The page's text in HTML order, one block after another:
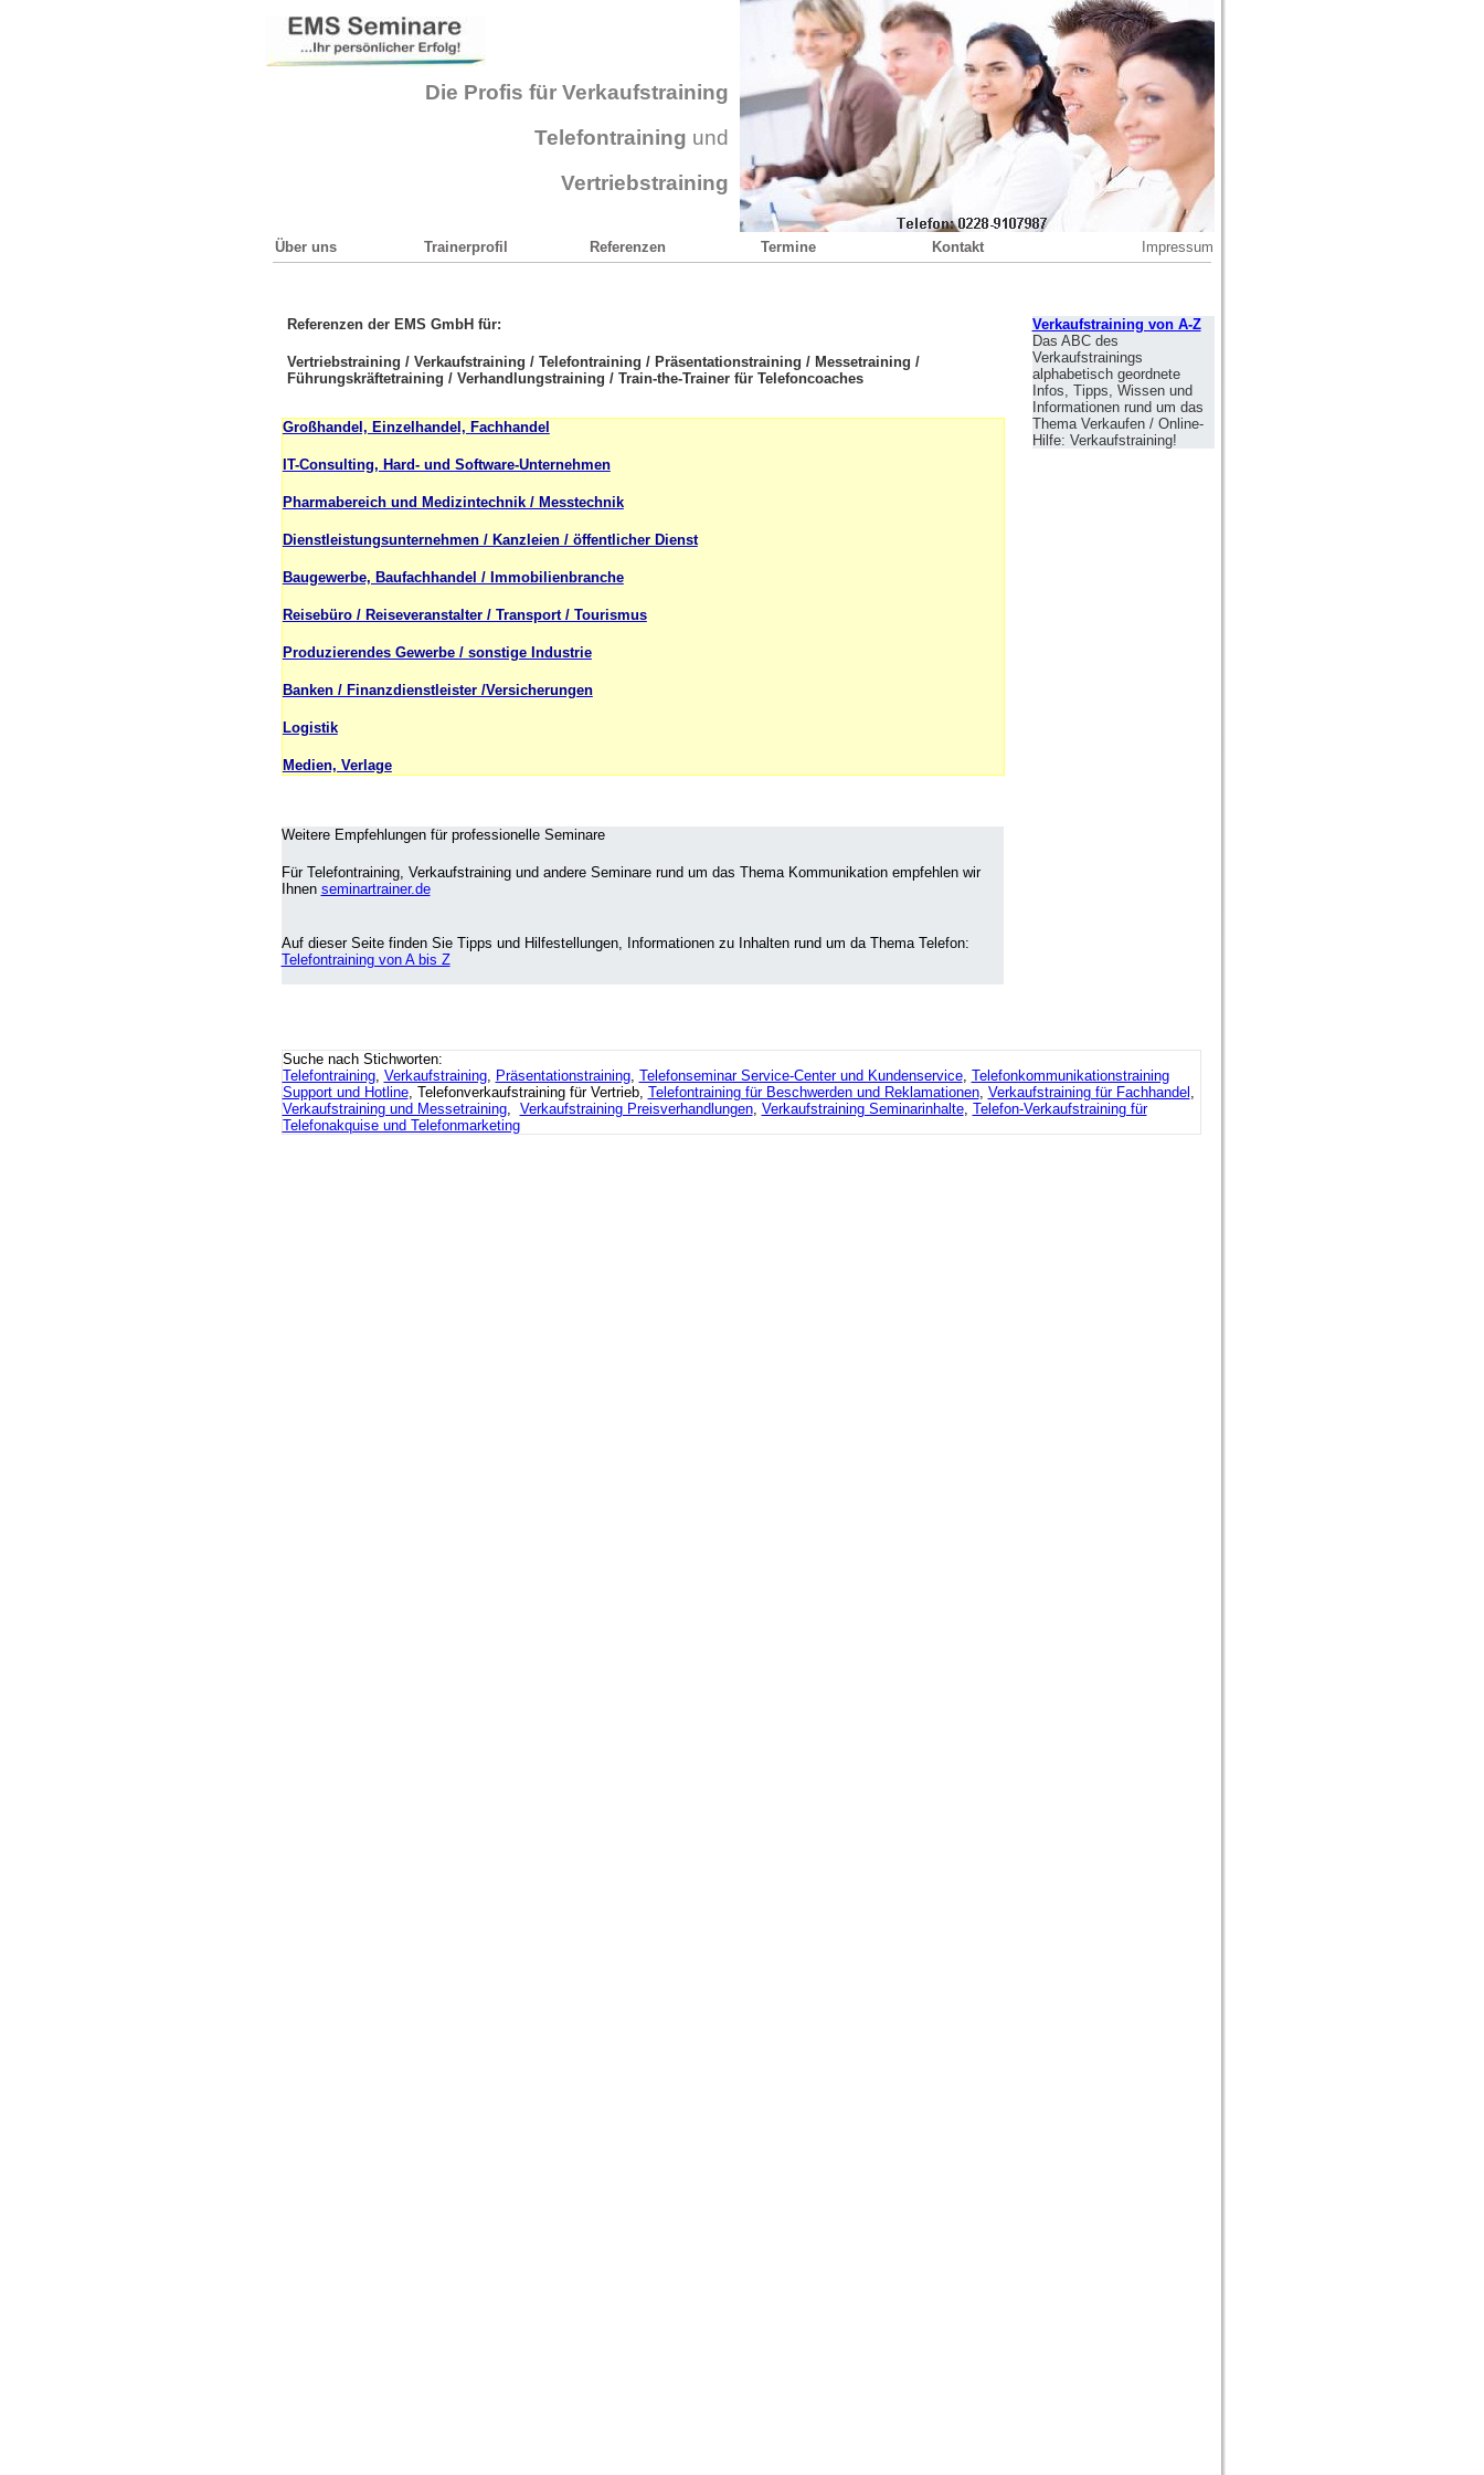
Die Profis für Verkaufstraining
Telefontraining und
Vertriebstraining
Über uns Trainerprofil Referenzen Termine Kontakt Impressum
Referenzen der EMS GmbH für:
Vertriebstraining / Verkaufstraining / Telefontraining / Präsentationstraining / Messetraining /
Führungskräftetraining / Verhandlungstraining / Train-the-Trainer für Telefoncoaches
Großhandel, Einzelhandel, Fachhandel
IT-Consulting, Hard- und Software-Unternehmen
Pharmabereich und Medizintechnik / Messtechnik
Dienstleistungsunternehmen / Kanzleien / öffentlicher Dienst
Baugewerbe, Baufachhandel / Immobilienbranche
Reisebüro / Reiseveranstalter / Transport / Tourismus
Produzierendes Gewerbe / sonstige Industrie
Banken / Finanzdienstleister /Versicherungen
Logistik
Medien, Verlage
Weitere Empfehlungen für professionelle Seminare
Für Telefontraining, Verkaufstraining und andere Seminare rund um das Thema Kommunikation empfehlen wir
Ihnen seminartrainer.de
Auf dieser Seite finden Sie Tipps und Hilfestellungen, Informationen zu Inhalten rund um da Thema Telefon:
Telefontraining von A bis Z
Verkaufstraining von A-Z
Das ABC des
Verkaufstrainings
alphabetisch geordnete
Infos, Tipps, Wissen und
Informationen rund um das
Thema Verkaufen / Online-
Hilfe: Verkaufstraining!
Suche nach Stichworten:
Telefontraining, Verkaufstraining, Präsentationstraining, Telefonseminar Service-Center und Kundenservice, Telefonkommunikationstraining
Support und Hotline, Telefonverkaufstraining für Vertrieb, Telefontraining für Beschwerden und Reklamationen, Verkaufstraining für Fachhandel ,
Verkaufstraining und Messetraining, Verkaufstraining Preisverhandlungen, Verkaufstraining Seminarinhalte, Telefon-Verkaufstraining für
Telefonakquise und Telefonmarketing